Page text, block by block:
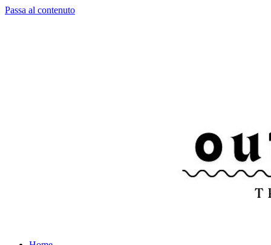
Passa al contenuto